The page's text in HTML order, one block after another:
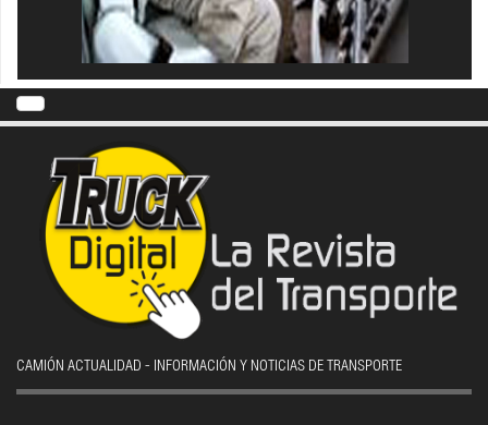
CAMIÓN ACTUALIDAD - INFORMACIÓN Y NOTICIAS DE TRANSPORTE